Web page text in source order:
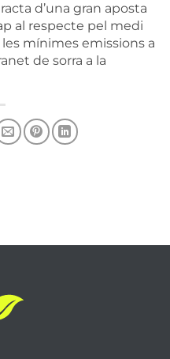
d’una gran aposta
al respecte pel medi
mínimes emissions a
de sorra a la